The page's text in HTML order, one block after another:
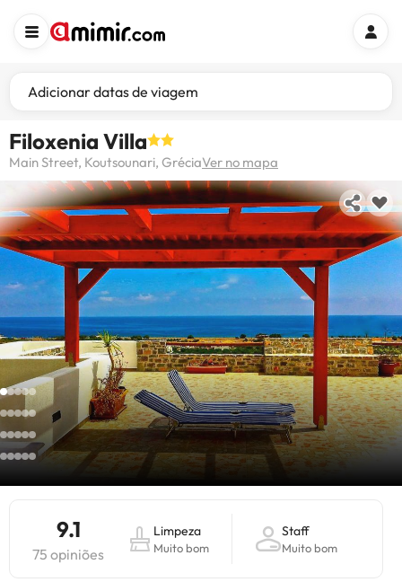
Adicionar datas de viagem
Filoxenia Villa
Main Street, Koutsounari, GréciaVer no mapa
9.1
75 opiniões
Limpeza
Muito bom
Staff
Muito bom